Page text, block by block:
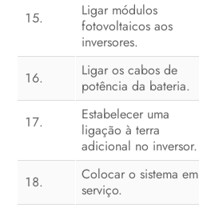
Ligar módulos
fotovoltaicos aos
inversores.
Ligar os cabos de
potência da bateria.
Estabelecer uma
ligação à terra
adicional no inversor.
Colocar o sistema em
serviço.